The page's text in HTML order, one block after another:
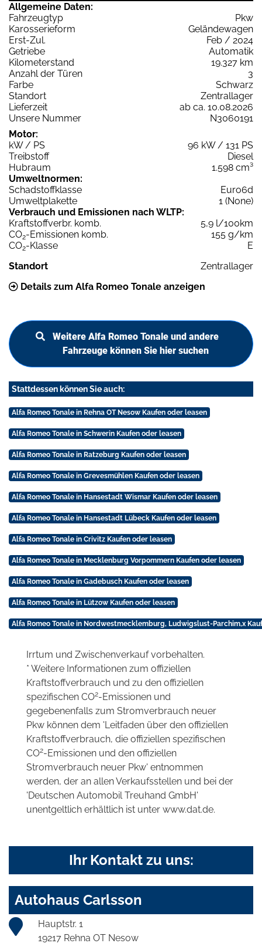
Allgemeine Daten:
Fahrzeugtyp
Pkw
Karosserieform
Geländewagen
Erst-Zul.
Feb / 2024
Getriebe
Automatik
Kilometerstand
19.327 km
Anzahl der Türen
3
Farbe
Schwarz
Standort
Zentrallager
Lieferzeit
ab ca. 10.08.2026
Unsere Nummer
N3060191
Motor:
kW / PS
96 kW / 131 PS
Treibstoff
Diesel
Hubraum
1.598 cm³
Umweltnormen:
Schadstoffklasse
Euro6d
Umweltplakette
1 (None)
Verbrauch und Emissionen nach WLTP:
Kraftstoffverbr. komb.
5,9 l/100km
CO2-Emissionen komb.
155 g/km
CO2-Klasse
E
Standort
Zentrallager
Details zum Alfa Romeo Tonale anzeigen
Weitere Alfa Romeo Tonale und andere
Fahrzeuge können Sie hier suchen
Stattdessen können Sie auch:
Alfa Romeo Tonale in Rehna OT Nesow Kaufen oder leasen
Alfa Romeo Tonale in Schwerin Kaufen oder leasen
Alfa Romeo Tonale in Ratzeburg Kaufen oder leasen
Alfa Romeo Tonale in Grevesmühlen Kaufen oder leasen
Alfa Romeo Tonale in Hansestadt Wismar Kaufen oder leasen
Alfa Romeo Tonale in Hansestadt Lübeck Kaufen oder leasen
Alfa Romeo Tonale in Crivitz Kaufen oder leasen
Alfa Romeo Tonale in Mecklenburg Vorpommern Kaufen oder leasen
Alfa Romeo Tonale in Gadebusch Kaufen oder leasen
Alfa Romeo Tonale in Lützow Kaufen oder leasen
Alfa Romeo Tonale in Nordwestmecklemburg, Ludwigslust-Parchim,x
Irrtum und Zwischenverkauf vorbehalten.
* Weitere Informationen zum offiziellen
Kraftstoffverbrauch und zu den offiziellen
spezifischen CO2-Emissionen und
gegebenenfalls zum Stromverbrauch neuer
Pkw können dem 'Leitfaden über den offiziellen
Kraftstoffverbrauch, die offiziellen spezifischen
CO2-Emissionen und den offiziellen
Stromverbrauch neuer Pkw' entnommen
werden, der an allen Verkaufsstellen und bei der
'Deutschen Automobil Treuhand GmbH'
unentgeltlich erhältlich ist unter www.dat.de.
Ihr Kontakt zu uns:
Autohaus Carlsson
Hauptstr. 1
19217 Rehna OT Nesow